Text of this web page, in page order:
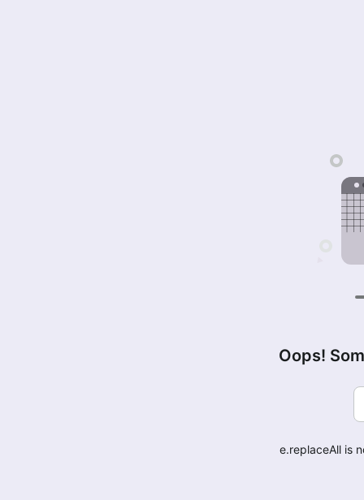
Oops!
e.replaceAll is